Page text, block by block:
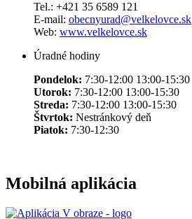
Tel.: +421 35 6589 121
E-mail: obecnyurad@velkelovce.sk
Web: www.velkelovce.sk
Úradné hodiny
Pondelok: 7:30-12:00 13:00-15:30
Utorok: 7:30-12:00 13:00-15:30
Streda: 7:30-12:00 13:00-15:30
Štvrtok: Nestránkový deň
Piatok: 7:30-12:30
Mobilná aplikácia